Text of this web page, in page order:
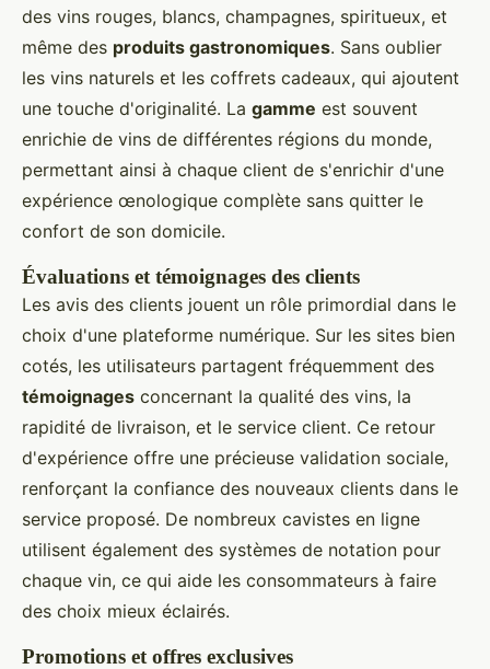
des vins rouges, blancs, champagnes, spiritueux, et
même des produits gastronomiques. Sans oublier
les vins naturels et les coffrets cadeaux, qui ajoutent
une touche d'originalité. La gamme est souvent
enrichie de vins de différentes régions du monde,
permettant ainsi à chaque client de s'enrichir d'une
expérience œnologique complète sans quitter le
confort de son domicile.
Évaluations et témoignages des clients
Les avis des clients jouent un rôle primordial dans le
choix d'une plateforme numérique. Sur les sites bien
cotés, les utilisateurs partagent fréquemment des
témoignages concernant la qualité des vins, la
rapidité de livraison, et le service client. Ce retour
d'expérience offre une précieuse validation sociale,
renforçant la confiance des nouveaux clients dans le
service proposé. De nombreux cavistes en ligne
utilisent également des systèmes de notation pour
chaque vin, ce qui aide les consommateurs à faire
des choix mieux éclairés.
Promotions et offres exclusives